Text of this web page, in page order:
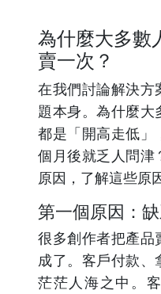
為什麼大多數
賣一次？
在我們討論解決方
題本身。為什麼大
都是「開高走低」
個月後就乏人問津
原因，了解這些原
第一個原因：
很多創作者把產品
成了。客戶付款、
茫茫人海之中。